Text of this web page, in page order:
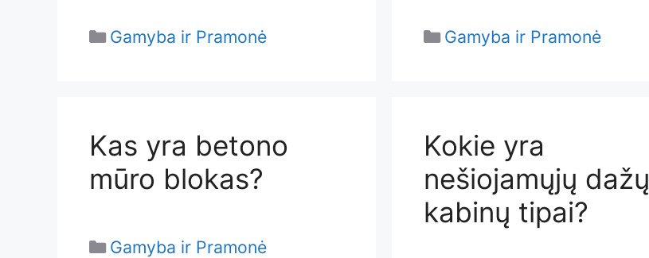
Categories
Gamyba ir Pramonė Categories
Gamyba ir Pramonė
Kas yra betono
mūro blokas?
Categories
Gamyba ir Pramonė
Kokie yra
nešiojamųjų dažų
kabinų tipai?